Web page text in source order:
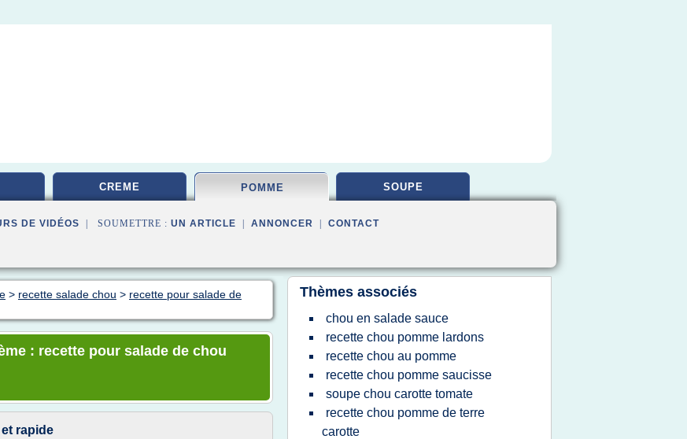
CREME POMME SOUPE
DE VIDÉOS | SOUMETTRE : UN ARTICLE ANNONCER CONTACT
> recette salade chou > recette pour salade de
: recette pour salade de chou
rapide
Thèmes associés
chou en salade sauce
recette chou pomme lardons
recette chou au pomme
recette chou pomme saucisse
soupe chou carotte tomate
recette chou pomme de terre
carotte